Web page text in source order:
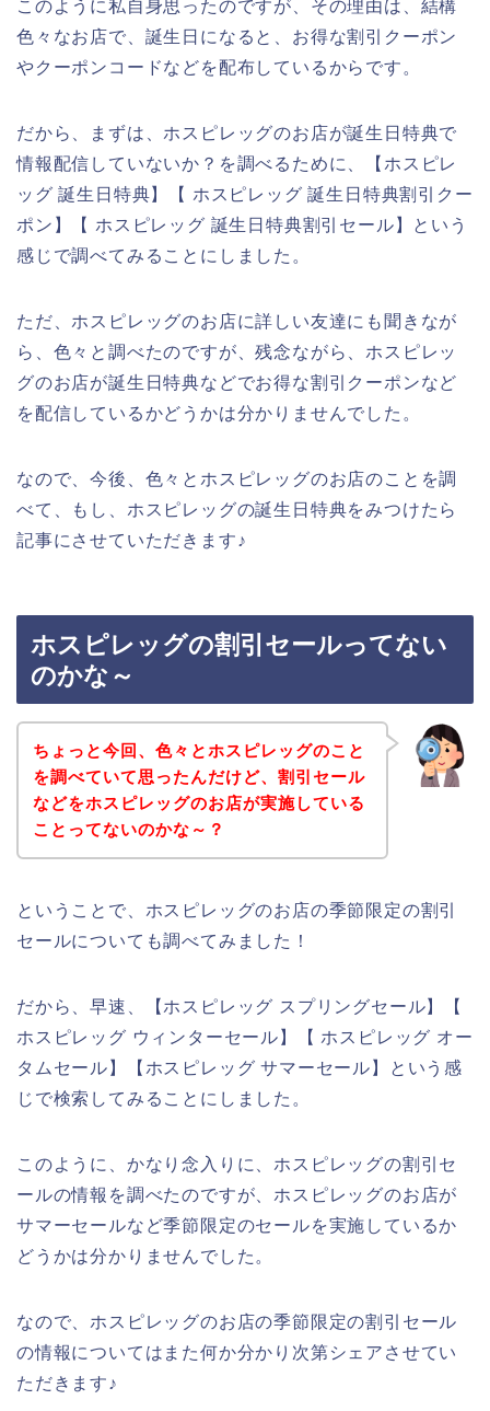
このように私自身思ったのですが、その理由は、結構
色々なお店で、誕生日になると、お得な割引クーポン
やクーポンコードなどを配布しているからです。
だから、まずは、ホスピレッグのお店が誕生日特典で
情報配信していないか？を調べるために、【ホスピレ
ッグ 誕生日特典】【 ホスピレッグ 誕生日特典割引クー
ポン】【 ホスピレッグ 誕生日特典割引セール】という
感じで調べてみることにしました。
ただ、ホスピレッグのお店に詳しい友達にも聞きなが
ら、色々と調べたのですが、残念ながら、ホスピレッ
グのお店が誕生日特典などでお得な割引クーポンなど
を配信しているかどうかは分かりませんでした。
なので、今後、色々とホスピレッグのお店のことを調
べて、もし、ホスピレッグの誕生日特典をみつけたら
記事にさせていただきます♪
ホスピレッグの割引セールってない
のかな～
ちょっと今回、色々とホスピレッグのこと
を調べていて思ったんだけど、割引セール
などをホスピレッグのお店が実施している
ことってないのかな～？
ということで、ホスピレッグのお店の季節限定の割引
セールについても調べてみました！
だから、早速、【ホスピレッグ スプリングセール】【
ホスピレッグ ウィンターセール】【 ホスピレッグ オー
タムセール】【ホスピレッグ サマーセール】という感
じで検索してみることにしました。
このように、かなり念入りに、ホスピレッグの割引セ
ールの情報を調べたのですが、ホスピレッグのお店が
サマーセールなど季節限定のセールを実施しているか
どうかは分かりませんでした。
なので、ホスピレッグのお店の季節限定の割引セール
の情報についてはまた何か分かり次第シェアさせてい
ただきます♪